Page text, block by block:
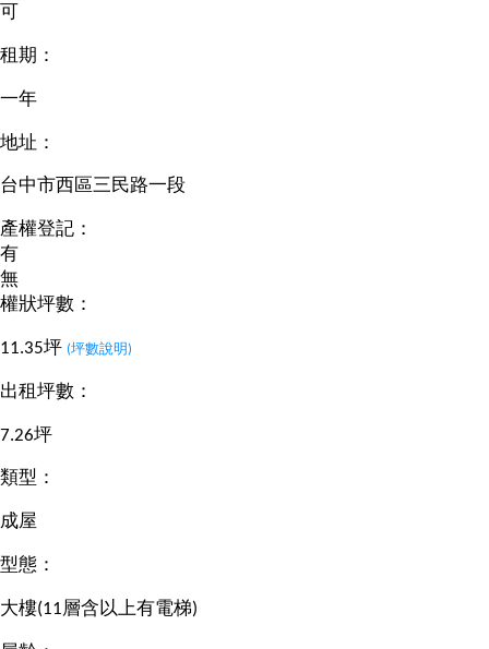
可
租期：
一年
地址：
台中市西區三民路一段
產權登記：
有
無
權狀坪數：
11.35坪 (坪數說明)
出租坪數：
7.26坪
類型：
成屋
型態：
大樓(11層含以上有電梯)